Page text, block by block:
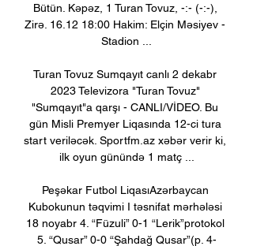
Bütün. Kəpəz, 1 Turan Tovuz, -:- (-:-),
Zirə. 16.12 18:00 Hakim: Elçin Məsiyev -
Stadion ...
Turan Tovuz Sumqayıt canlı 2 dekabr
2023 Televizora "Turan Tovuz"
"Sumqayıt"a qarşı - CANLI/VİDEO. Bu
gün Misli Premyer Liqasında 12-ci tura
start veriləcək. Sportfm.az xəbər verir ki,
ilk oyun günündə 1 matç ...
Peşəkar Futbol LiqasıAzərbaycan
Kubokunun təqvimi I təsnifat mərhələsi
18 noyabr 4. “Füzuli” 0-1 “Lerik”protokol
5. “Qusar” 0-0 “Şahdağ Qusar”(p. 4-